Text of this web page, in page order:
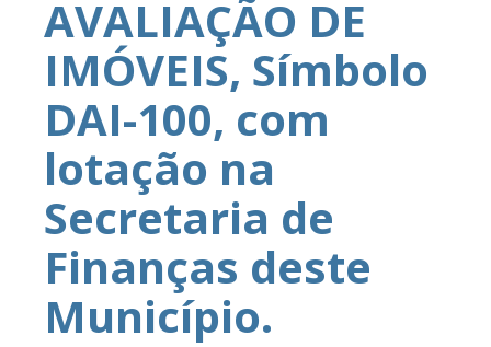
AVALIAÇÃO DE
IMÓVEIS, Símbolo
DAI-100, com
lotação na
Secretaria de
Finanças deste
Município.